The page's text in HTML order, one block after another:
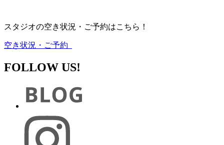
スタジオの空き状況・ご予約はこちら！
空き状況・ご予約
FOLLOW US!